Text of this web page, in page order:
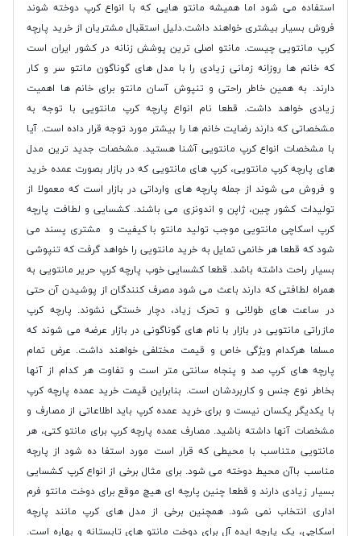
استفاده می شود اما همیشه مانتو هایی که با انواع کرپ دوخته شوند
فروش بسیار بیشتری خواهند داشت.دلیل استقبال مشتریان از خرید پارچه
کرپ مانتویی چیست. مانتو اصلی ترین پوشش زنانه در کشور ایران است
که خانم ها روزانه زمانی زیادی را با مدل های گوناگون مانتو سر و کار
دارند. به همین خاطر راحتی و تنپوش آسان مانتو برای خانم ها اهمیت
زیادی خواهد داشت. قطعا نام انواع پارچه کرپ مانتویی با توجه به
مشخصاتی که دارند رضایت خانم ها را بیشتر مورد توجه قرار داده است. آیا
با مشخصات انواع کرپ مانتویی آشنا هستید. مشخصات جدید ترین مدل
های پارچه کرپ مانتویی، کرپ های مانتویی که در بازار بصورت عمده خرید
و فروش می شوند از جمله پارچه های وارداتی در بازار است که معمولا از
تولیدات کشور چین، ژاپن و اندونزی می باشند. کشسایی و لطافت پارچه
کرپ اسکاچی مانتویی موجب تولید مانتو با کیفیت و مشتری پسند می
شود که قطعا هر خانمی تمایل به خرید مانتویی را خواهد گرفت که تنپوشی
بسیار راحت داشته باشد. قطعا کشسایی خوب پارچه کرپ حریر مانتویی به
همراه لطافتی که دارند باعث می شود مصرف کنندگان از پوشیدن آن حتی
در ساعت های طولانی و تحرک زیاد، دچار خستگی نشوند. پارچه کرپ
مازراتی مانتویی در بازار با نام های گوناگونی در بازار عرضه می شوند که
مسلما هرکدام ویژگی خاص و قیمت مختلفی خواهند داشت. عرض تمام
پارچه های کرپ صد و پنجاه سانتی متر است و تفاوت هر کدام از آنها
بخاطر نوع جنس و کاربردشان است. بنابراین قیمت خرید عمده پارچه کرپ
با یکدیگر یکسان نیست و برای خرید عمده کرپ باید اطلاعاتی از مصارف و
مشخصات آنها داشته باشید. مصارف عمده پارچه کرپ برای مانتو کتی، هر
مانتویی متناسب با محیطی که قرار است مورد استفا ده شود از پارچه
مناسب باآن محیط دوخته می شود. برای مثال برخی از انواع کرپ کشسایی
بسیار زیادی دارند و قطعا چنین پارچه ای هیچ موقع برای دوخت مانتو فرم
اداری انتخاب نمی شود. همچنین برخی از مدل های کرپ مانند پارچه
اسکاچی، یک پارچه ایده آل برای دوخت مانتو های تابستانه و بهاره است.